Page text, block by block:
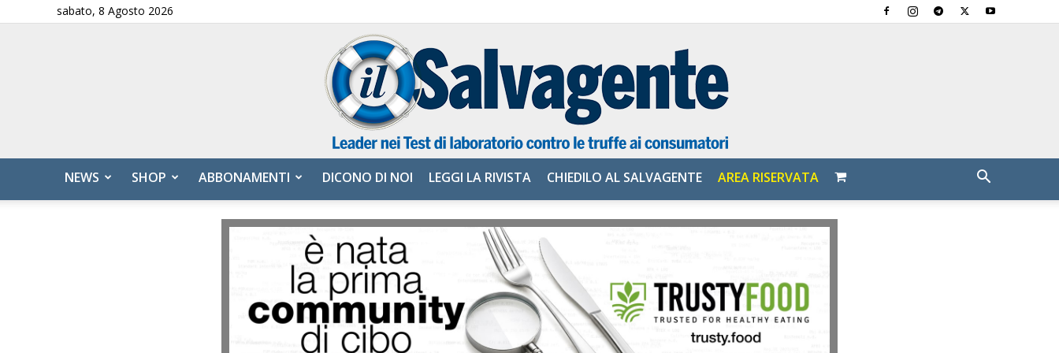
sabato, 8 Agosto 2026
Salvagente
NEWS SHOP ABBONAMENTI DICONO DI NOI LEGGI LA RIVISTA CHIEDILO AL SALVAGENTE AREA RISERVATA